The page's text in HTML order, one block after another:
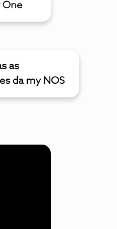
One
as
da my NOS